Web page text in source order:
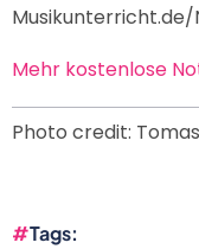
Musikunterricht.de/
Mehr kostenlose
Photo credit:
Tags